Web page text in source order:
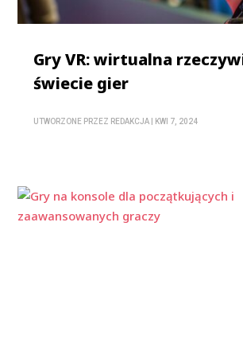
Gry VR: wirtualna
świecie gier
UTWORZONE PRZEZ REDAKCJA KWI 7, 2024